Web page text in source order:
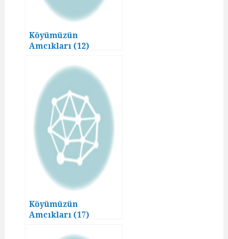
Köyümüzün
Amcıkları (12)
Köyümüzün
Amcıkları (17)